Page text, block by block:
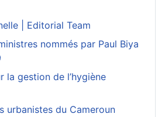
| Editorial Team
nommés par Paul Biya
la gestion de l’hygiène
urbanistes du Cameroun